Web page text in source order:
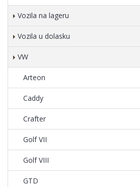
Vozila na lageru
Vozila u dolasku
VW
Arteon
Caddy
Crafter
Golf VII
Golf VIII
GTD